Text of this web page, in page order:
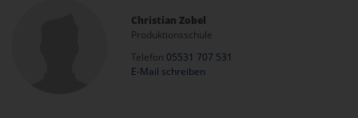
Christian Zobel
Produktionsschule
Telefon 05531 707 531
E-Mail schreiben